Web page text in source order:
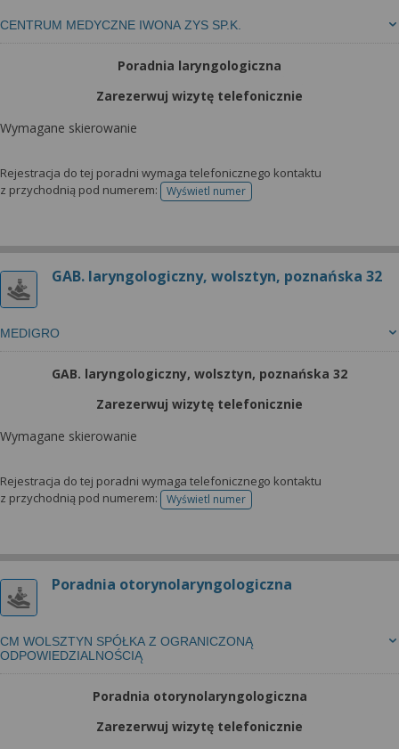
CENTRUM MEDYCZNE IWONA ZYS SP.K.
Poradnia laryngologiczna
Zarezerwuj wizytę telefonicznie
Wymagane skierowanie
Rejestracja do tej poradni wymaga telefonicznego kontaktu
z przychodnią pod numerem:
Wyświetl numertelefonu do rejestracji
GAB. laryngologiczny, wolsztyn, poznańska 32
MEDIGRO
GAB. laryngologiczny, wolsztyn, poznańska 32
Zarezerwuj wizytę telefonicznie
Wymagane skierowanie
Rejestracja do tej poradni wymaga telefonicznego kontaktu
z przychodnią pod numerem:
Wyświetl numertelefonu do rejestracji
Poradnia otorynolaryngologiczna
CM WOLSZTYN SPÓŁKA Z OGRANICZONĄ
ODPOWIEDZIALNOŚCIĄ
Poradnia otorynolaryngologiczna
Zarezerwuj wizytę telefonicznie